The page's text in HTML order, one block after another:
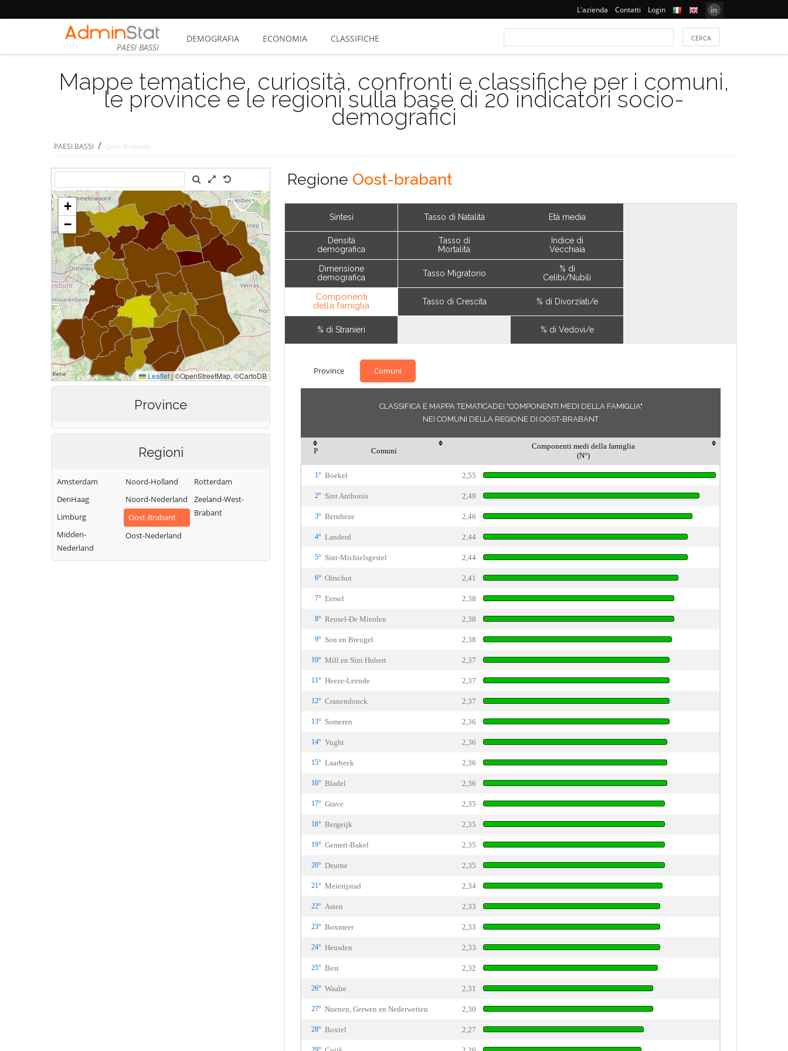
L'azienda Contatti Login
PAESI BASSI
DEMOGRAFIA ECONOMIA CLASSIFICHE
Mappe tematiche, curiosità, confronti e classifiche per i comuni,
le province e le regioni sulla base di 20 indicatori socio-
demografici
PAESI BASSI / Oost-Brabant
Province
Regioni
Amsterdam
DenHaag
Limburg
Midden-
Nederland
Noord-Holland
Noord-Nederland
Oost-Brabant
Oost-Nederland
Rotterdam
Zeeland-West-
Brabant
Regione Oost-brabant
Sintesi
Densità
demografica
Dimensione
demografica
Componenti
della famiglia
% di Stranieri
Tasso di Natalità
Tasso di
Mortalità
Tasso Migratorio
Tasso di Crescita
Età media
Indice di
Vecchiaia
% di
Celibi/Nubili
% di Divorziati/e
% di Vedovi/e
Province Comuni
CLASSIFICA E MAPPA TEMATICADEI "COMPONENTI MEDI DELLA FAMIGLIA"
NEI COMUNI DELLA REGIONE DI OOST-BRABANT
P Comuni
Componenti medi della famiglia
(N°)
1° Boekel 2,55
2° Sint Anthonis 2,49
3° Bernheze 2,46
4° Landerd 2,44
5° Sint-Michielsgestel 2,44
6° Oirschot 2,41
7° Eersel 2,38
8° Reusel-De Mierden 2,38
9° Son en Breugel 2,38
10° Mill en Sint Hubert 2,37
11° Heeze-Leende 2,37
12° Cranendonck 2,37
13° Someren 2,36
14° Vught 2,36
15° Laarbeek 2,36
16° Bladel 2,36
17° Grave 2,35
18° Bergeijk 2,35
19° Gemert-Bakel 2,35
20° Deurne 2,35
21° Meierijstad 2,34
22° Asten 2,33
23° Boxmeer 2,33
24° Heusden 2,33
25° Best 2,32
26° Waalre 2,31
27° Nuenen, Gerwen en Nederwetten 2,30
28° Boxtel 2,27